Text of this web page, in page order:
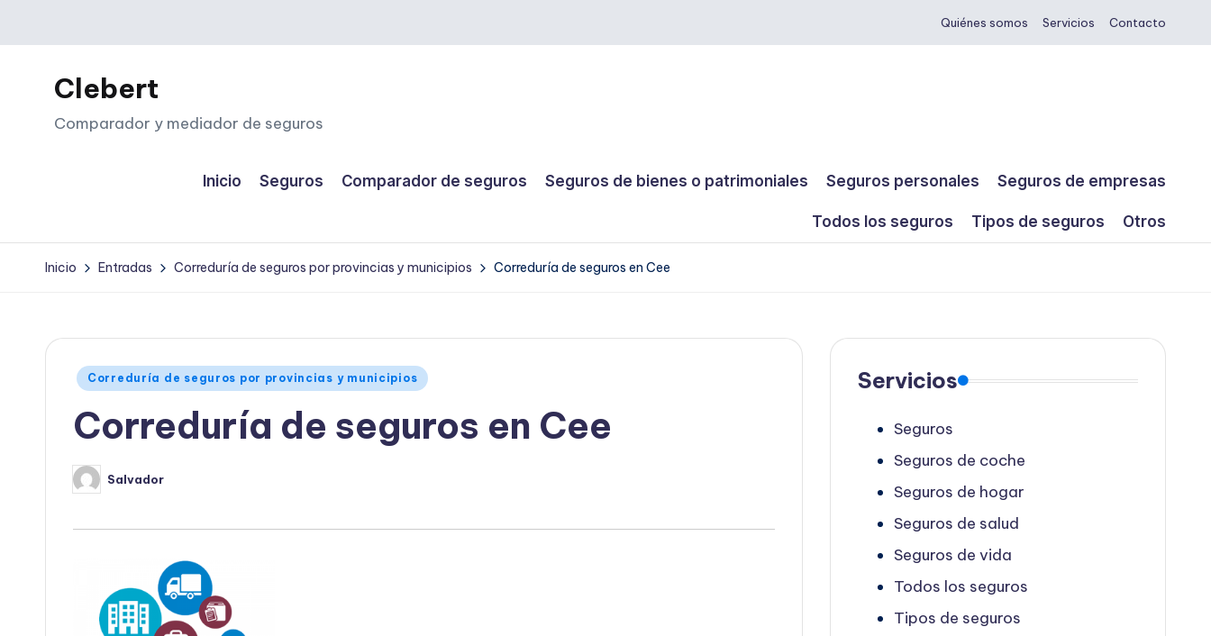
Saltar
contenido
Quiénes somos Servicios Contacto
Clebert
Comparador y mediador de seguros
Inicio Seguros Comparador de seguros Seguros de bienes o patrimoniales Seguros personales Seguros de empresas
Todos los seguros Tipos de seguros Otros
Inicio Entradas Correduría de seguros por provincias y municipios Correduría de seguros en Cee
Publicado
Correduría de seguros por provincias y municipios
Correduría de seguros en Cee
Publicado
por
Salvador
Servicios
Seguros
Seguros de coche
Seguros de hogar
Seguros de salud
Seguros de vida
Todos los seguros
Tipos de seguros